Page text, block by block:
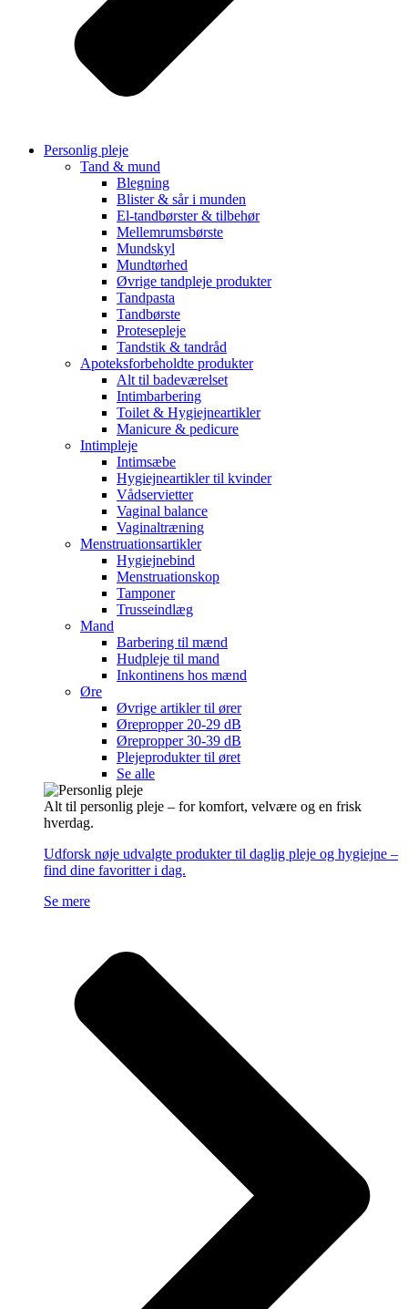
Personlig pleje
Tand & mund
Blegning
Blister & sår i munden
El-tandbørster & tilbehør
Mellemrumsbørste
Mundskyl
Mundtørhed
Øvrige tandpleje produkter
Tandpasta
Tandbørste
Protesepleje
Tandstik & tandråd
Apoteksforbeholdte produkter
Alt til badeværelset
Intimbarbering
Toilet & Hygiejneartikler
Manicure & pedicure
Intimpleje
Intimsæbe
Hygiejneartikler til kvinder
Vådservietter
Vaginal balance
Vaginaltræning
Menstruationsartikler
Hygiejnebind
Menstruationskop
Tamponer
Trusseindlæg
Mand
Barbering til mænd
Hudpleje til mand
Inkontinens hos mænd
Øre
Øvrige artikler til ører
Ørepropper 20-29 dB
Ørepropper 30-39 dB
Plejeprodukter til øret
Se alle
Alt til personlig pleje – for komfort, velvære og en frisk
hverdag.
Udforsk nøje udvalgte produkter til daglig pleje og hygiejne –
find dine favoritter i dag.
Se mere